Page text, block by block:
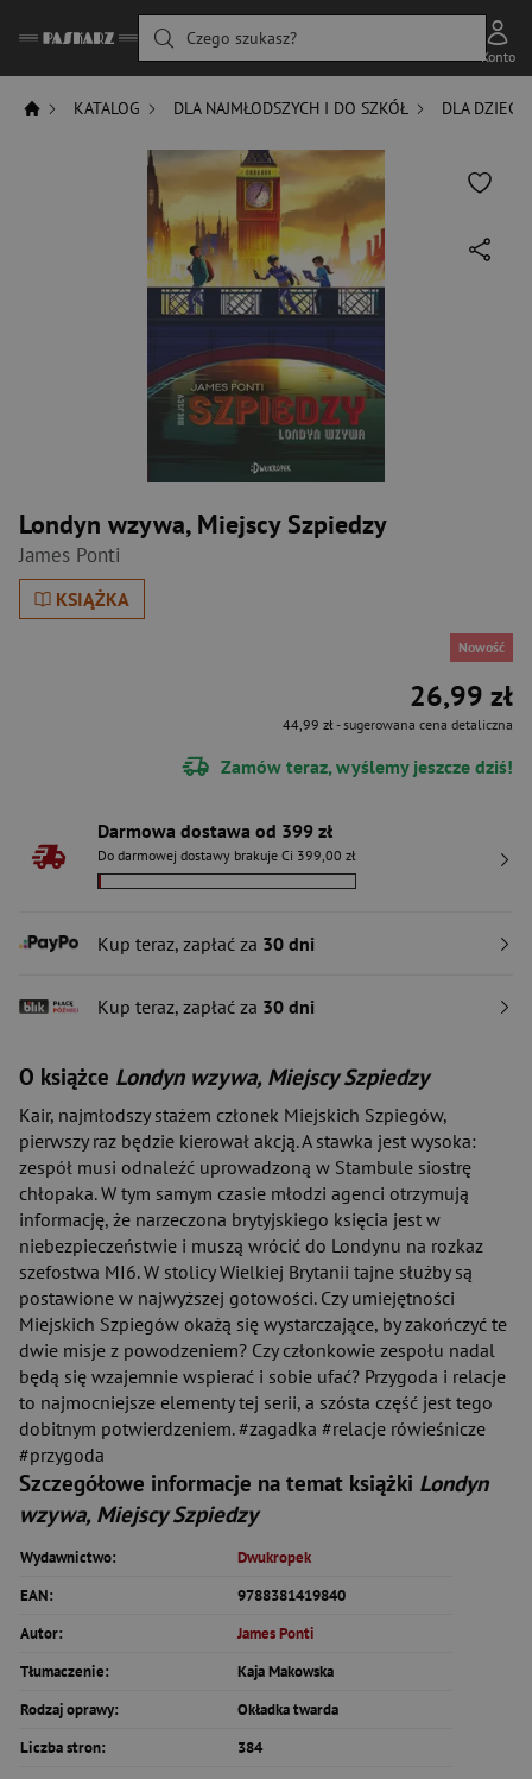
Czego szukasz?
Konto
KATALOG DLA NAJMŁODSZYCH I DO SZKÓŁ DLA DZIECI
Londyn wzywa, Miejscy Szpiedzy
James Ponti
KSIĄŻKA
Nowość
26,99 zł
44,99 zł- sugerowana cena detaliczna
Zamów teraz, wyślemy jeszcze dziś!
Darmowa dostawa od 399 zł
Do darmowej dostawy brakuje Ci 399,00 zł
Kup teraz, zapłać za 30 dni
Kup teraz, zapłać za 30 dni
O książce Londyn wzywa, Miejscy Szpiedzy
Kair, najmłodszy stażem członek Miejskich Szpiegów,
pierwszy raz będzie kierował akcją. A stawka jest wysoka:
zespół musi odnaleźć uprowadzoną w Stambule siostrę
chłopaka. W tym samym czasie młodzi agenci otrzymują
informację, że narzeczona brytyjskiego księcia jest w
niebezpieczeństwie i muszą wrócić do Londynu na rozkaz
szefostwa MI6. W stolicy Wielkiej Brytanii tajne służby są
postawione w najwyższej gotowości. Czy umiejętności
Miejskich Szpiegów okażą się wystarczające, by zakończyć te
dwie misje z powodzeniem? Czy członkowie zespołu nadal
będą się wzajemnie wspierać i sobie ufać? Przygoda i relacje
to najmocniejsze elementy tej serii, a szósta część jest tego
dobitnym potwierdzeniem. #zagadka #relacje rówieśnicze
#przygoda
Szczegółowe informacje na temat książki Londyn
wzywa, Miejscy Szpiedzy
Wydawnictwo:
Dwukropek
EAN:
9788381419840
Autor:
James Ponti
Tłumaczenie:
Kaja Makowska
Rodzaj oprawy:
Okładka twarda
Liczba stron:
384